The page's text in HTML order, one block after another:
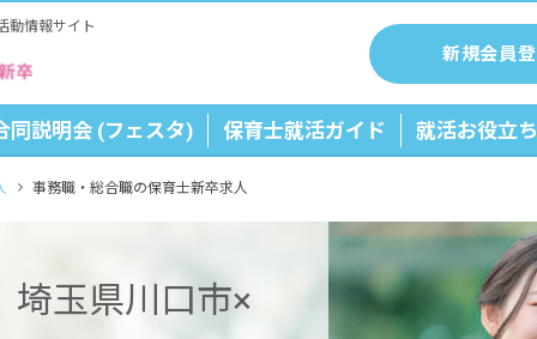
動情報サイト
新規会員
同説明会 (フェスタ) 保育士就活ガイド 就活お役立
事務職・総合職の保育士新卒求人
埼玉県川口市×